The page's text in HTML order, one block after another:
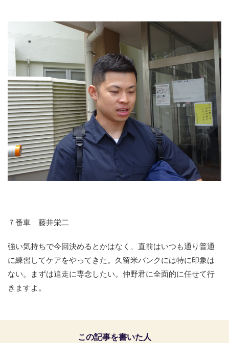
７番車 藤井栄二
強い気持ちで今回決めるとかはなく、直前はいつも通り普通
に練習してケアをやってきた。久留米バンクには特に印象は
ない。まずは追走に専念したい。仲野君に全面的に任せて行
きますよ。
この記事を書いた人